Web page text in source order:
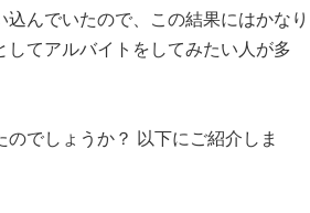
んでいたので、この結果にはかなり
てアルバイトをしてみたい人が多
でしょうか？ 以下にご紹介しま